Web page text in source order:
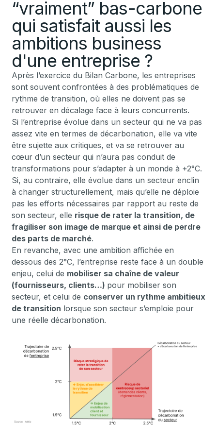
“vraiment” bas-carbone
qui satisfait aussi les
ambitions business
d'une entreprise ?
Après l’exercice du Bilan Carbone, les entreprises
sont souvent confrontées à des problématiques de
rythme de transition, où elles ne doivent pas se
retrouver en décalage face à leurs concurrents.
Si l’entreprise évolue dans un secteur qui ne va pas
assez vite en termes de décarbonation, elle va vite
être sujette aux critiques, et va se retrouver au
cœur d’un secteur qui n’aura pas conduit de
transformations pour s’adapter à un monde à +2°C.
Si, au contraire, elle évolue dans un secteur enclin
à changer structurellement, mais qu’elle ne déploie
pas les efforts nécessaires par rapport au reste de
son secteur, elle risque de rater la transition, de
fragiliser son image de marque et ainsi de perdre
des parts de marché.
En revanche, avec une ambition affichée en
dessous des 2°C, l’entreprise reste face à un double
enjeu, celui de mobiliser sa chaîne de valeur
(fournisseurs, clients…) pour mobiliser son
secteur, et celui de conserver un rythme ambitieux
de transition lorsque son secteur s’emploie pour
une réelle décarbonation.